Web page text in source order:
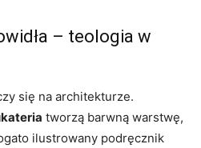
– teologia w
się na architekturze.
tworzą barwną warstwę,
ilustrowany podręcznik